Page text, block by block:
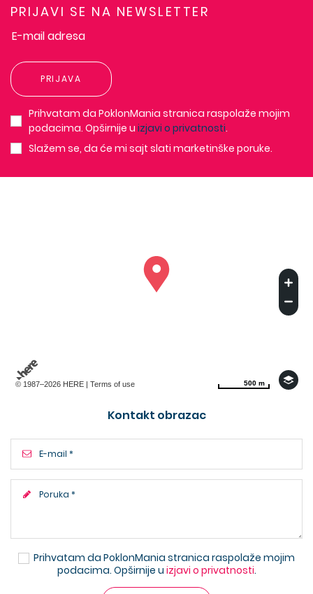
PRIJAVI SE NA NEWSLETTER
PRIJAVA
Prihvatam da PoklonMania stranica raspolaže mojim
podacima. Opširnije u izjavi o privatnosti.
Slažem se, da će mi sajt slati marketinške poruke.
© 1987–2026 HERE | Terms of use 500 m
500 m
Kontakt obrazac
Prihvatam da PoklonMania stranica raspolaže mojim
podacima. Opširnije u izjavi o privatnosti.